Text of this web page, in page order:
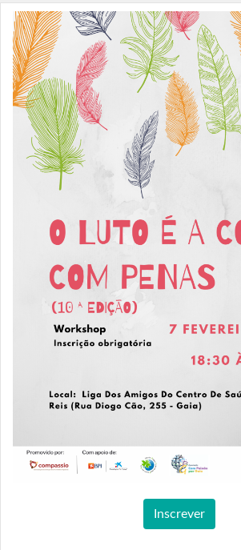
Inscrever